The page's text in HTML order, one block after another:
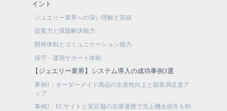
イント
ジュエリー業界への深い理解と実績
提案力と課題解決能力
開発体制とコミュニケーション能力
保守・運用サポート体制
【ジュエリー業界】システム導入の成功事例3選
事例1：オーダーメイド商品の生産性向上と顧客満足度ア
ップ
事例2：ECサイトと実店舗の在庫連携で売上機会損失を削